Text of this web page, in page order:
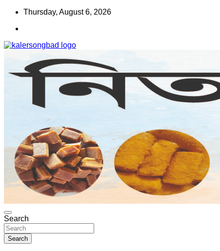
Skip
content
Thursday, August 6, 2026
কালের সংবাদ
www.kalersongbad.com
Search
Search